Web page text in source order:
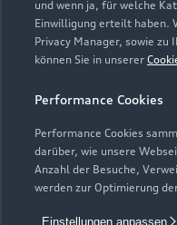
und wenn ja, für welche
Einwilligung erteilt haben.
Privacy Manager, sowie
können Sie in unserer
Performance Cookies
Performance Cookies
darüber, wie unsere
Anzahl der Besuche,
werden zur Optimierung
Einstellungen anpassen
Modelle
Elektromodelle
Plug-in-Hybride
Neuwagensuche
Gebrauchtwagensuche
Service &
Saisonale Angebote
Support